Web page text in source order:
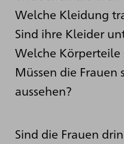
Welche Kleidung
Sind ihre Kleider
Welche Körperteile
Müssen die Frauen
aussehen?
Sind die Frauen